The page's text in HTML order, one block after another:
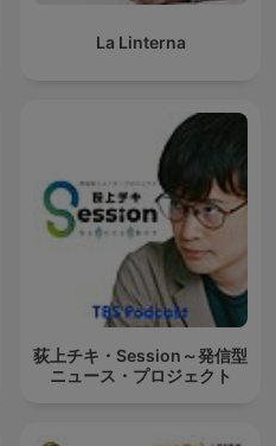
La Linterna
荻上チキ・Session～発信型
ニュース・プロジェクト